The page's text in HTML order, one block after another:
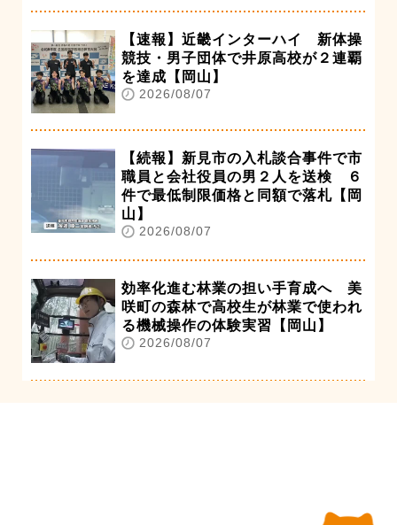
【速報】近畿インターハイ 新体操
競技・男子団体で井原高校が２連覇
を達成【岡山】
2026/08/07
【続報】新見市の入札談合事件で市
職員と会社役員の男２人を送検 ６
件で最低制限価格と同額で落札【岡
山】
2026/08/07
効率化進む林業の担い手育成へ 美
咲町の森林で高校生が林業で使われ
る機械操作の体験実習【岡山】
2026/08/07